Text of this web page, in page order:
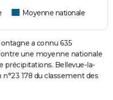
Moyenne nationale
a connu 635
une moyenne nationale
précipitations. Bellevue-la-
178 du classement des